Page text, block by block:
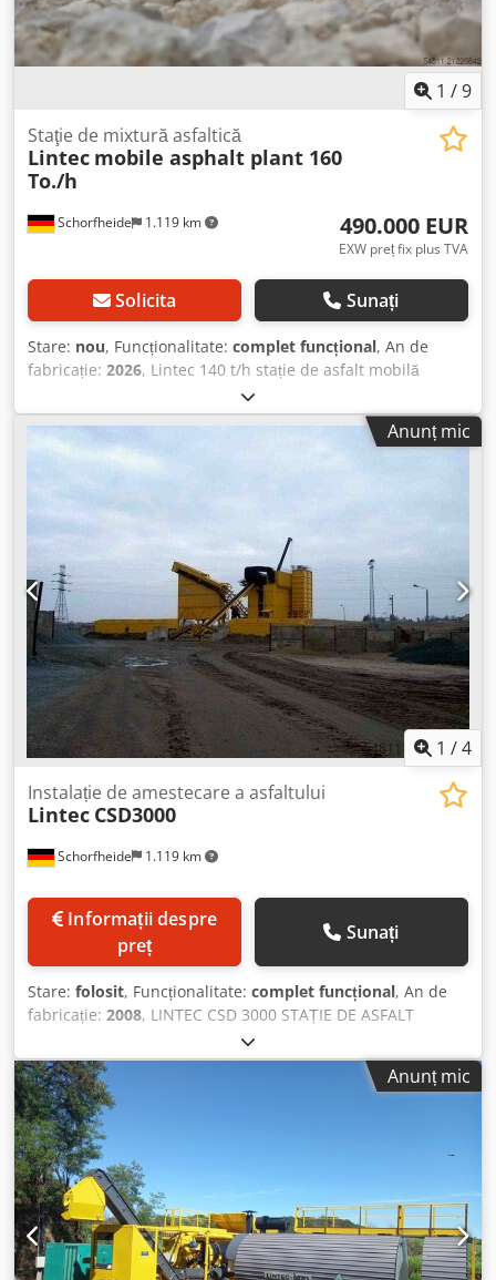
1 /9
Schorfheide 1.119 km
Staţie de mixtură asfaltică
Lintec mobile asphalt plant 160
To./h
490.000 EUR
EXW preț fix plus TVA
Solicita Sunați
Stare: nou, Funcționalitate: complet funcțional, An de
fabricație: 2026, Lintec 140 t/h stație de asfalt mobilă
Dodpfx Akeyi Hm Ijwjck - An de fabricație: Nou - Capacitate:
160 t/h - Alimentare la rece: 4 x 7,5 m³ pe o singură
remorcă - Tambur de uscare - Transportor cu lanț pentru
încărcarea camioanelor, cu buncăr intermediar de 1 m³ -
Separator de praf: sistem uscat cu filtre de pânză Nomex;
suprafață de filtrare: 415 m² - Malaxor: carcasă din tablă
de oțel carbon, cabină încălzită cu ulei termic, căptușeală
interioară rezistentă la uzură, capace de etanșare și ușițe
de inspecție - Cameră de control cu software complet
automatizat și pupitru manual de amestecare - Rezervor
mobil: 60.000 l (40.000 l bitum / 20.000 l combustibil),
disponibil contra cost suplimentar
Anunț mic
1 /4
Schorfheide 1.119 km
Instalație de amestecare a asfaltului
Lintec CSD3000
preț
Sunați
Stare: folosit, Funcționalitate: complet funcțional, An de
fabricație: 2008, LINTEC CSD 3000 STAȚIE DE ASFALT
CONTAINERIZATĂ An de fabricație: 2008 Capacitate de
producție: 240 t/h - Site vibrante: 6 punți - Buncăre pentru
agregate reci: 9 - Buncăr de agregate fierbinți: 42,1 t - Siloz
de filer reciclat: 45 t - Siloz pentru filer adițional: 2 x 50 t -
Mixer: 3.000 kg Dcjdpfxjwq Iv Ue Akwjk - Ardere: 18 MW
motorină/păcură - 3 rezervoare bitum, fiecare de 50.000 l -
Capacitate de producție: 240 t/h
Anunț mic